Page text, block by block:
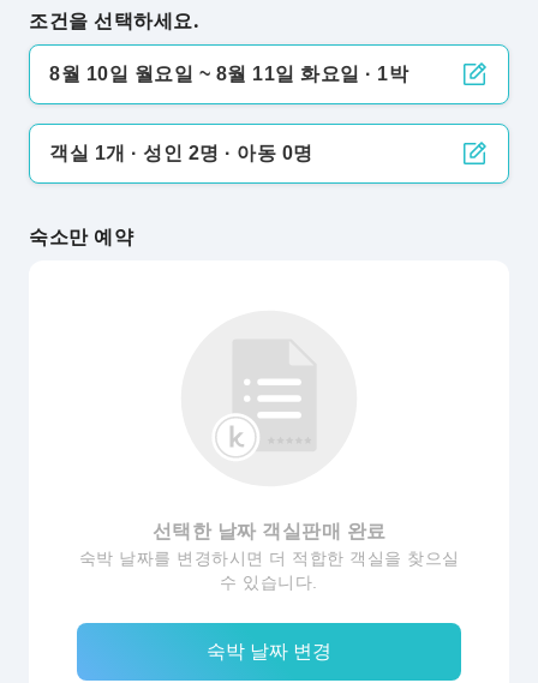
조건을 선택하세요.
8월 10일 월요일 ~ 8월 11일 화요일 · 1박
객실 1개 · 성인 2명 · 아동 0명
숙소만 예약
선택한 날짜 객실판매 완료
숙박 날짜를 변경하시면 더 적합한 객실을 찾으실
수 있습니다.
숙박 날짜 변경